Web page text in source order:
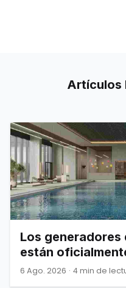
Artículos
Los
están
Joel Spolsky nos
6 Ago. 2026 · 4 min de